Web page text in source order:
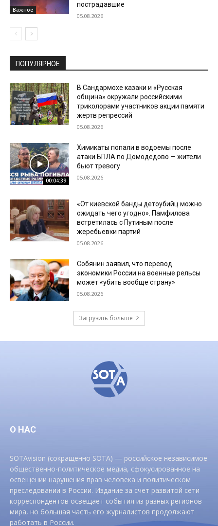
Важное
пострадавшие
05.08.2026
ПОПУЛЯРНОЕ
В Сандармохе казаки и «Русская
община» окружали российскими
триколорами участников акции памяти
жертв репрессий
05.08.2026
00:04:39
Химикаты попали в водоемы после
атаки БПЛА по Домодедово — жители
бьют тревогу
05.08.2026
«От киевской банды детоубийц можно
ожидать чего угодно». Памфилова
встретилась с Путиным после
жеребьевки партий
05.08.2026
Собянин заявил, что перевод
экономики России на военные рельсы
может «убить вообще страну»
05.08.2026
Загрузить больше
О НАС
SOTAvision (сокращенно SOTA) — российское независимое
общественно-политическое медиа, сфокусированное на
освещении нарушения прав человека и политическом
преследовании в России. Издание за счет развитой сети
корреспондентов освещает события из разных регионов
мира, но большая часть его журналистов продолжают
работать в России.